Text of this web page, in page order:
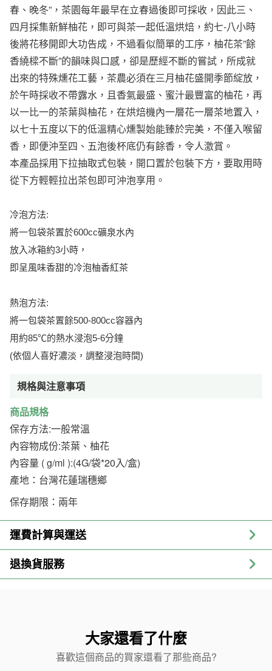
春、晚冬”，茶園每年最早在立春過後即可採收，因此三、
四月採集新鮮柚花，即可與茶一起低溫烘焙，約七-八小時
後將花移開即大功告成，不過看似簡單的工序，柚花茶”餘
香繞樑不斷”的韻味與口感，卻是歷經不斷的嘗試，所成就
出來的特殊燻花工藝，茶農必須在三月柚花盛開季節綻放，
於午時採收不帶露水，且香氣最盛、蜜汁最豐富的柚花，再
以一比一的茶葉與柚花，在烘焙機內一層花一層茶地置入，
以七十五度以下的低溫精心燻製始能臻於完美，不僅入喉留
香，即便沖至四、五泡後杯底仍有餘香，令人激賞。
本產品採用下拉抽取式包裝，開口置於包裝下方，要取用時
從下方輕輕拉出茶包即可沖泡享用。
冷泡方法:
將一包袋茶置於600cc礦泉水內
放入冰箱約3小時，
即呈風味香甜的冷泡柚香紅茶
熱泡方法:
將一包袋茶置餘500-800cc容器內
用約85℃的熱水浸泡5-6分鐘
(依個人喜好濃淡，調整浸泡時間)
規格與注意事項
商品規格
保存方法:一般常溫
內容物成份:茶葉、柚花
內容量 ( g/ml ):(4G/袋*20入/盒)
產地：台灣花蓮瑞穗鄉
保存期限：兩年
運費計算與運送
退換貨服務
大家還看了什麼
喜歡這個商品的買家還看了那些商品?